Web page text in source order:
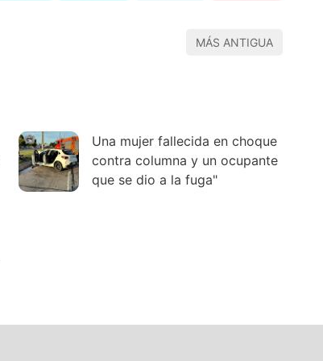
MÁS ANTIGUA
Una mujer fallecida en choque
contra columna y un ocupante
que se dio a la fuga"